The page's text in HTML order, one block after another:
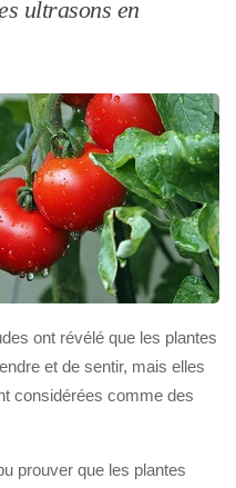
ultrasons en
ont révélé que les plantes
et de sentir, mais elles
considérées comme des
prouver que les plantes